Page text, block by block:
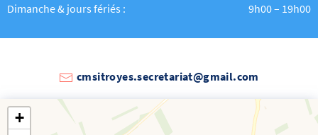
Dimanche & jours fériés :
9h00 – 19h00
cmsitroyes.secretariat@gmail.com
+